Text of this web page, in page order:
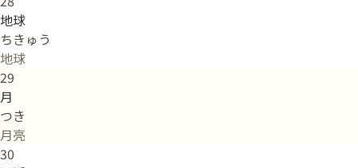
地球
ちきゅう
地球
29
月
つき
月亮
30